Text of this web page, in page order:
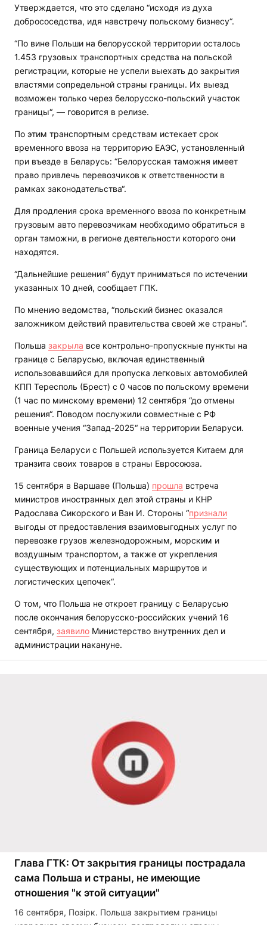
Утверждается, что это сделано “исходя из духа
добрососедства, идя навстречу польскому бизнесу“.
“По вине Польши на белорусской территории осталось
1.453 грузовых транспортных средства на польской
регистрации, которые не успели выехать до закрытия
властями сопредельной страны границы. Их выезд
возможен только через белорусско-польский участок
границы“, — говорится в релизе.
По этим транспортным средствам истекает срок
временного ввоза на территорию ЕАЭС, установленный
при въезде в Беларусь: “Белорусская таможня имеет
право привлечь перевозчиков к ответственности в
рамках законодательства“.
Для продления срока временного ввоза по конкретным
грузовым авто перевозчикам необходимо обратиться в
орган таможни, в регионе деятельности которого они
находятся.
“Дальнейшие решения” будут приниматься по истечении
указанных 10 дней, сообщает ГПК.
По мнению ведомства, “польский бизнес оказался
заложником действий правительства своей же страны“.
Польша закрыла все контрольно-пропускные пункты на
границе с Беларусью, включая единственный
использовавшийся для пропуска легковых автомобилей
КПП Тересполь (Брест) с 0 часов по польскому времени
(1 час по минскому времени) 12 сентября “до отмены
решения“. Поводом послужили совместные с РФ
военные учения “Запад-2025“ на территории Беларуси.
Граница Беларуси с Польшей используется Китаем для
транзита своих товаров в страны Евросоюза.
15 сентября в Варшаве (Польша) прошла встреча
министров иностранных дел этой страны и КНР
Радослава Сикорского и Ван И. Стороны “признали
выгоды от предоставления взаимовыгодных услуг по
перевозке грузов железнодорожным, морским и
воздушным транспортом, а также от укрепления
существующих и потенциальных маршрутов и
логистических цепочек“.
О том, что Польша не откроет границу с Беларусью
после окончания белорусско-российских учений 16
сентября, заявило Министерство внутренних дел и
администрации накануне.
Глава ГТК: От закрытия границы пострадала
сама Польша и страны, не имеющие
отношения "к этой ситуации"
16 сентября, Позірк. Польша закрытием границы